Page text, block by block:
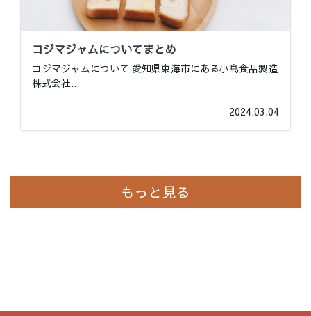
コジマジャムについてまとめ
コジマジャムについて 愛知県東海市にある小島食品製造
株式会社...
2024.03.04
もっと見る